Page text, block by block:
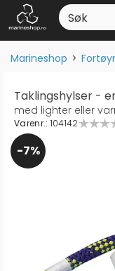
Marineshop>
Taklingshylser -
med lighter eller
Varenr.: 104142
7%